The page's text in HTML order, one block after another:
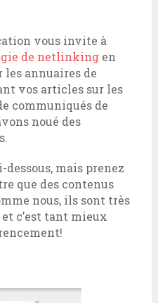
vous invite à
de netlinkingen
annuaires de
vos articles sur les
communiqués de
noué des
mais prenez
que des contenus
nous, ils sont très
c’est tant mieux